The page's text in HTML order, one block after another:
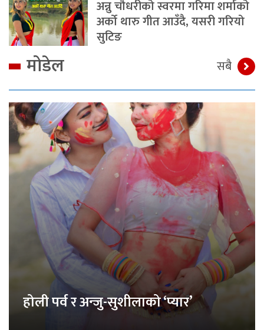
अन्नु चौधरीको स्वरमा गरिमा शर्माको
अर्को थारु गीत आउँदै, यसरी गरियो
सुटिङ
मोडेल सबै
होली पर्व र अन्जु-सुशीलाको ‘प्यार’